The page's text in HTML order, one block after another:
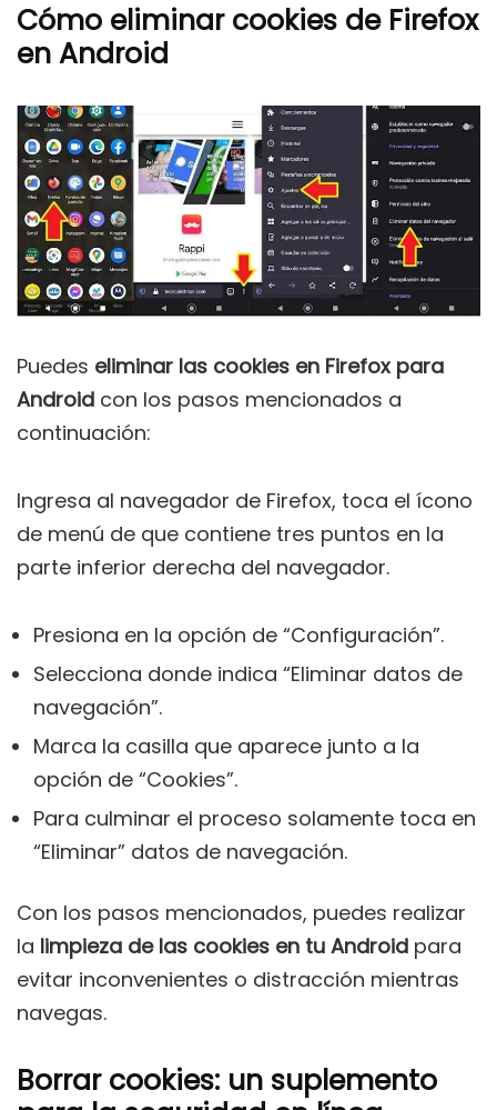
Cómo eliminar cookies de Firefox
en Android
Puedes eliminar las cookies en Firefox para
Android con los pasos mencionados a
continuación:
Ingresa al navegador de Firefox, toca el ícono
de menú de que contiene tres puntos en la
parte inferior derecha del navegador.
Presiona en la opción de “Configuración”.
Selecciona donde indica “Eliminar datos de
navegación”.
Marca la casilla que aparece junto a la
opción de “Cookies”.
Para culminar el proceso solamente toca en
“Eliminar” datos de navegación.
Con los pasos mencionados, puedes realizar
la limpieza de las cookies en tu Android para
evitar inconvenientes o distracción mientras
navegas.
Borrar cookies: un suplemento